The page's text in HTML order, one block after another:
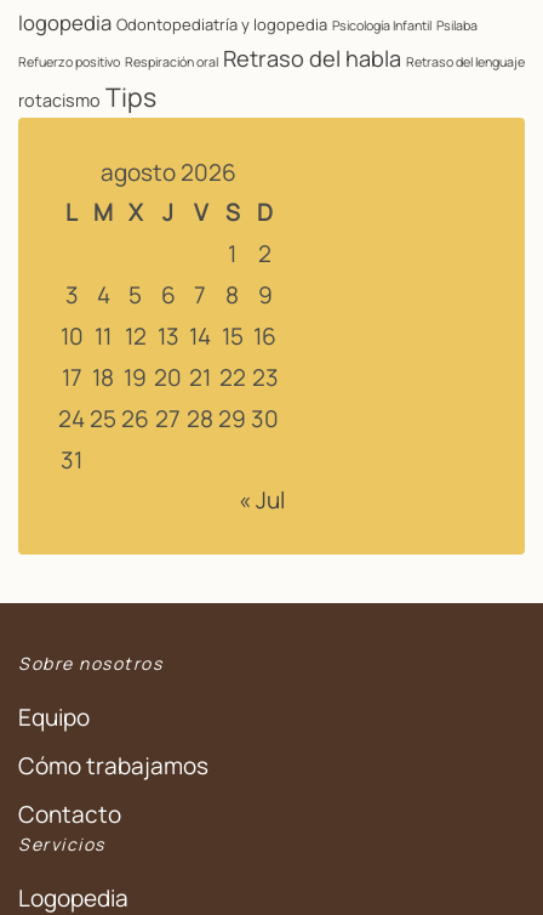
logopedia Odontopediatría y logopedia Psicología Infantil Psilaba
Refuerzo positivo Respiración oral Retraso del habla Retraso del lenguaje
rotacismo Tips
agosto 2026
L M X J V S D
1
2
3
4 5 6 7 8
9
10 11 12 13 14 15 16
17 18 19 20 21 22 23
2425 26 27 28 29 30
31
« Jul
Sobre nosotros
Equipo
Cómo trabajamos
Contacto
Servicios
Logopedia